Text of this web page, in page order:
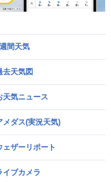
間天気
去天気図
天気ニュース
メダス(実況天気)
ェザーリポート
イブカメラ